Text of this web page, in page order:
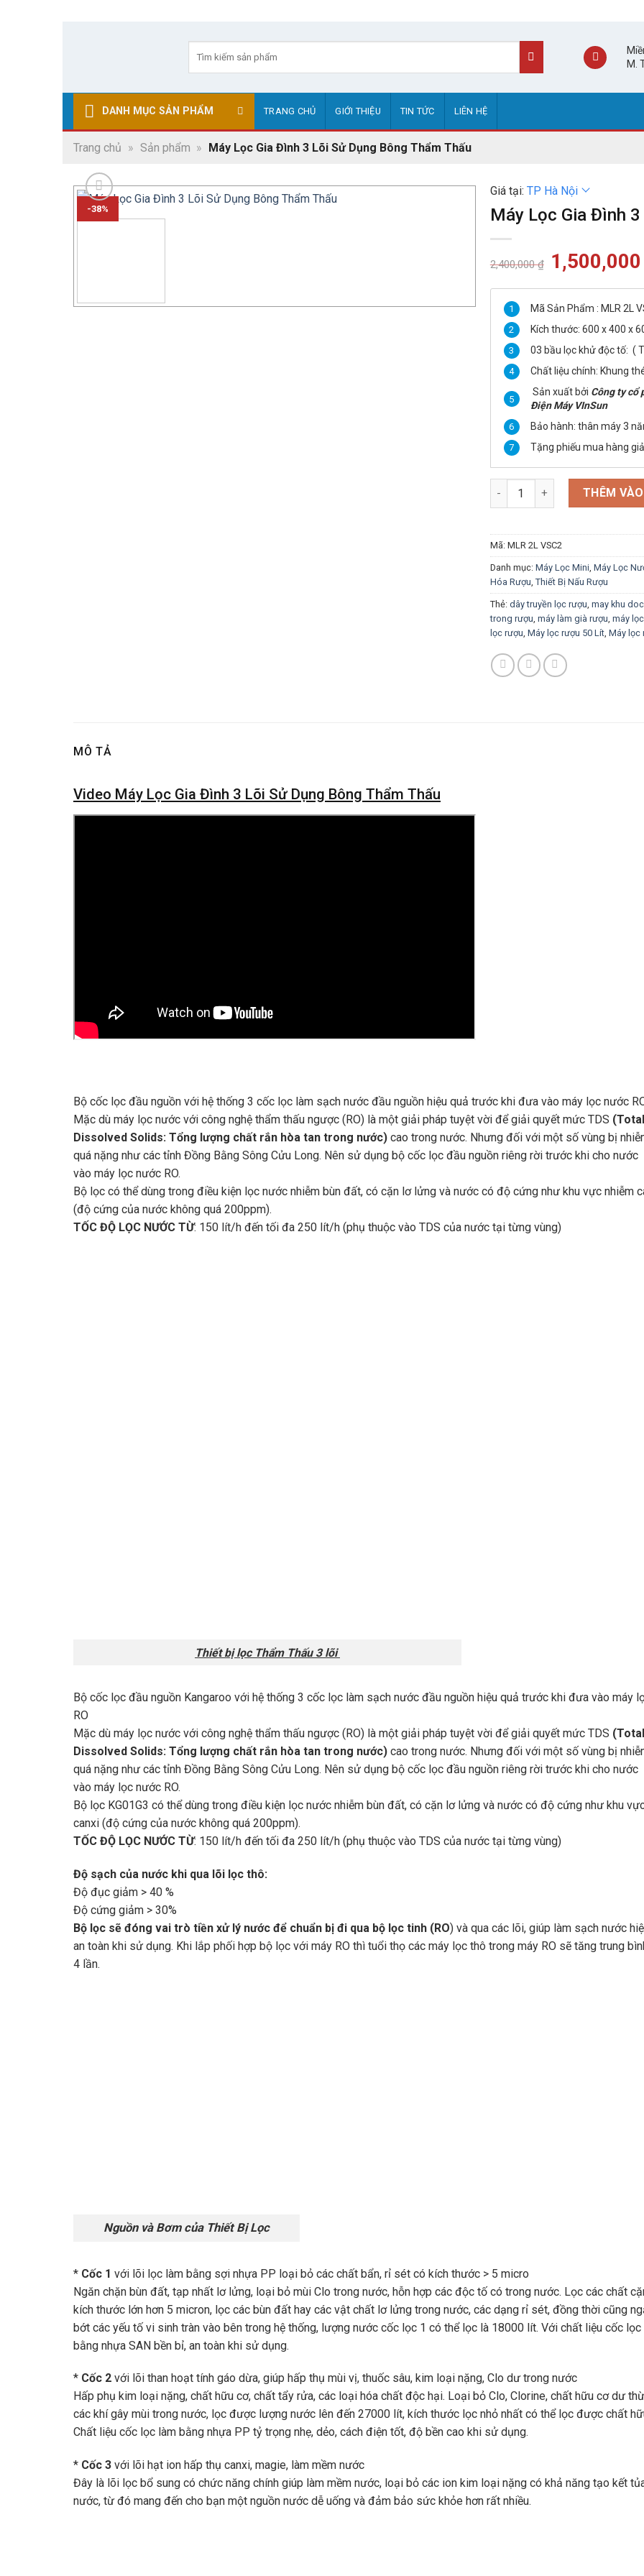
kiếm:
M.
DANH MỤC SẢN PHẨM TRANG CHỦ GIỚI THIỆU TIN TỨC LIÊN HỆ
Trang chủ » Sản phẩm » Máy Lọc Gia Đình 3 Lõi Sử Dụng Bông Thẩm Thấu
-38%
Giá tại: TP Hà Nội
Máy Lọc Gia Đình
2,400,000₫
Giá
gốc
1,500,000
Mã Sản Phẩm : MLR 2L
Kích thước: 600 x 400 x
03 bầu lọc khử độc tố: (
Chất liệu chính: Khung
Sản xuất bởi Công ty cổ
Điện Máy VInSun
Bảo hành: thân máy 3
Tặng phiếu mua hàng
Máy Lọc Gia Đình 3 Lõi Sử
THÊM
Mã: MLR 2L VSC2
Danh mục: Máy Lọc Mini, Máy Lọc
Hóa Rượu, Thiết Bị Nấu Rượu
Thẻ: dây truyền lọc rượu, may khu
trong rượu, máy làm già rượu, máy
lọc rượu, Máy lọc rượu 50 Lít, Máy lọc
MÔ TẢ
Video Máy Lọc Gia Đình 3 Lõi Sử Dụng Bông Thẩm Thấu
Bộ cốc lọc đầu nguồn với hệ thống 3 cốc lọc làm sạch nước đầu nguồn hiệu quả trước khi đưa vào máy lọc nước
Mặc dù máy lọc nước với công nghệ thẩm thấu ngược (RO) là một giải pháp tuyệt vời để giải quyết mức TDS (Total
Dissolved Solids: Tổng lượng chất rắn hòa tan trong nước) cao trong nước. Nhưng đối với một số vùng bị
quá nặng như các tỉnh Đồng Bằng Sông Cửu Long. Nên sử dụng bộ cốc lọc đầu nguồn riêng rời trước khi cho nước
vào máy lọc nước RO.
Bộ lọc có thể dùng trong điều kiện lọc nước nhiễm bùn đất, có cặn lơ lửng và nước có độ cứng như khu vực nhiễm
(độ cứng của nước không quá 200ppm).
TỐC ĐỘ LỌC NƯỚC TỪ: 150 lít/h đến tối đa 250 lít/h (phụ thuộc vào TDS của nước tại từng vùng)
Thiết bị lọc Thẩm Thấu 3 lõi
Bộ cốc lọc đầu nguồn Kangaroo với hệ thống 3 cốc lọc làm sạch nước đầu nguồn hiệu quả trước khi đưa vào máy
RO
Mặc dù máy lọc nước với công nghệ thẩm thấu ngược (RO) là một giải pháp tuyệt vời để giải quyết mức TDS (Total
Dissolved Solids: Tổng lượng chất rắn hòa tan trong nước) cao trong nước. Nhưng đối với một số vùng bị
quá nặng như các tỉnh Đồng Bằng Sông Cửu Long. Nên sử dụng bộ cốc lọc đầu nguồn riêng rời trước khi cho nước
vào máy lọc nước RO.
Bộ lọc KG01G3 có thể dùng trong điều kiện lọc nước nhiễm bùn đất, có cặn lơ lửng và nước có độ cứng như khu
canxi (độ cứng của nước không quá 200ppm).
TỐC ĐỘ LỌC NƯỚC TỪ: 150 lít/h đến tối đa 250 lít/h (phụ thuộc vào TDS của nước tại từng vùng)
Độ sạch của nước khi qua lõi lọc thô:
Độ đục giảm > 40 %
Độ cứng giảm > 30%
Bộ lọc sẽ đóng vai trò tiền xử lý nước để chuẩn bị đi qua bộ lọc tinh (RO) và qua các lõi, giúp làm sạch nước
an toàn khi sử dụng. Khi lắp phối hợp bộ lọc với máy RO thì tuổi thọ các máy lọc thô trong máy RO sẽ tăng trung
4 lần.
Nguồn và Bơm của Thiết Bị Lọc
* Cốc 1 với lõi lọc làm bằng sợi nhựa PP loại bỏ các chất bẩn, rỉ sét có kích thước > 5 micro
Ngăn chặn bùn đất, tạp nhất lơ lửng, loại bỏ mùi Clo trong nước, hỗn hợp các độc tố có trong nước. Lọc các chất
kích thước lớn hơn 5 micron, lọc các bùn đất hay các vật chất lơ lửng trong nước, các dạng rỉ sét, đồng thời cũng
bớt các yếu tố vi sinh tràn vào bên trong hệ thống, lượng nước cốc lọc 1 có thể lọc là 18000 lít. Với chất liệu cốc lọc
bằng nhựa SAN bền bỉ, an toàn khi sử dụng.
* Cốc 2 với lõi than hoạt tính gáo dừa, giúp hấp thụ mùi vị, thuốc sâu, kim loại nặng, Clo dư trong nước
Hấp phụ kim loại nặng, chất hữu cơ, chất tẩy rửa, các loại hóa chất độc hại. Loại bỏ Clo, Clorine, chất hữu cơ dư
các khí gây mùi trong nước, lọc được lượng nước lên đến 27000 lít, kích thước lọc nhỏ nhất có thể lọc được chất
Chất liệu cốc lọc làm bằng nhựa PP tỷ trọng nhẹ, dẻo, cách điện tốt, độ bền cao khi sử dụng.
* Cốc 3 với lõi hạt ion hấp thụ canxi, magie, làm mềm nước
Đây là lõi lọc bổ sung có chức năng chính giúp làm mềm nước, loại bỏ các ion kim loại nặng có khả năng tạo kết
nước, từ đó mang đến cho bạn một nguồn nước dễ uống và đảm bảo sức khỏe hơn rất nhiều.